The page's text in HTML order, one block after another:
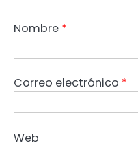
Nombre *
Correo electrónico *
Web